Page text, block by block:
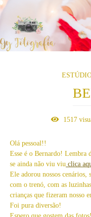
1517
Olá pessoal!!
Esse é o Bernardo! Lembra
se ainda não viu viu clica
Ele adorou nossos cenários,
com o trenó, com as
crianças que fizeram nosso
Foi pura diversão!